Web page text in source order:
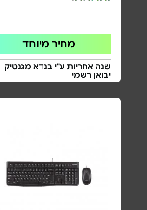
מחיר מיוחד
שנה אחריות ע"י בנדא מגנטיק
יבואן רשמי